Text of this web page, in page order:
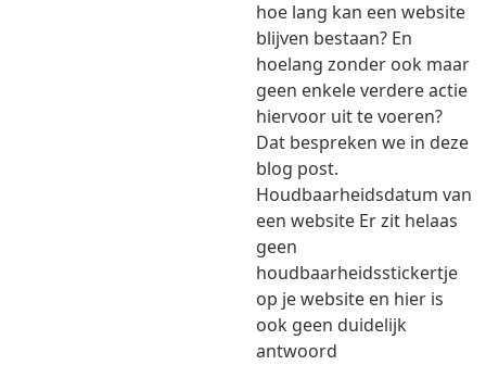
hoe lang kan een website
blijven bestaan? En
hoelang zonder ook maar
geen enkele verdere actie
hiervoor uit te voeren?
Dat bespreken we in deze
blog post.
Houdbaarheidsdatum van
een website Er zit helaas
geen
houdbaarheidsstickertje
op je website en hier is
ook geen duidelijk
antwoord